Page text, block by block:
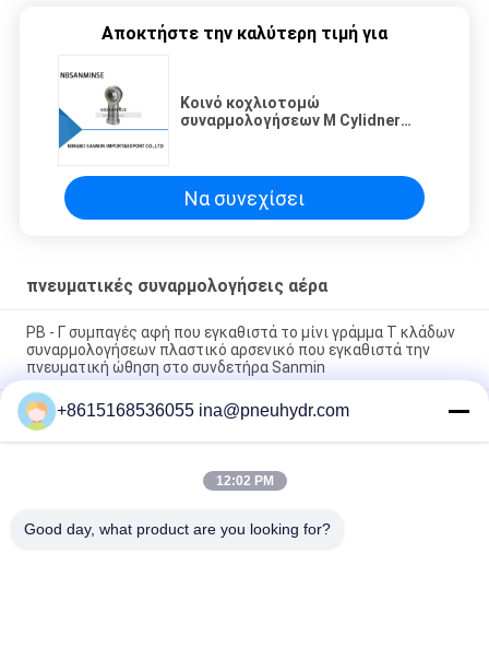
Αποκτήστε την καλύτερη τιμή για
Κοινό κοχλιοτομώ
συναρμολογήσεων Μ Cylidner
συνδετήρων ματιών ψαριών
υψηλό - ποιότητα Sanmin
Να συνεχίσει
πνευματικές συναρμολογήσεις αέρα
PB - Γ συμπαγές αφή που εγκαθιστά το μίνι γράμμα Τ κλάδων
συναρμολογήσεων πλαστικό αρσενικό που εγκαθιστά την
πνευματική ώθηση στο συνδετήρα Sanmin
NBSANMINSE Γ τύπων πνευματικός αέρα συναρμολογήσεων
κασκόλ ρυθμιστικών βαλβίδων ησυχαστήρας ορείχαλκου
βαλβίδων πνευματικός
Πνευματικός ορείχαλκος συναρμολογήσεων αέρα
+8615168536055 ina@pneuhydr.com
12:02 PM
Good day, what product are you looking for?